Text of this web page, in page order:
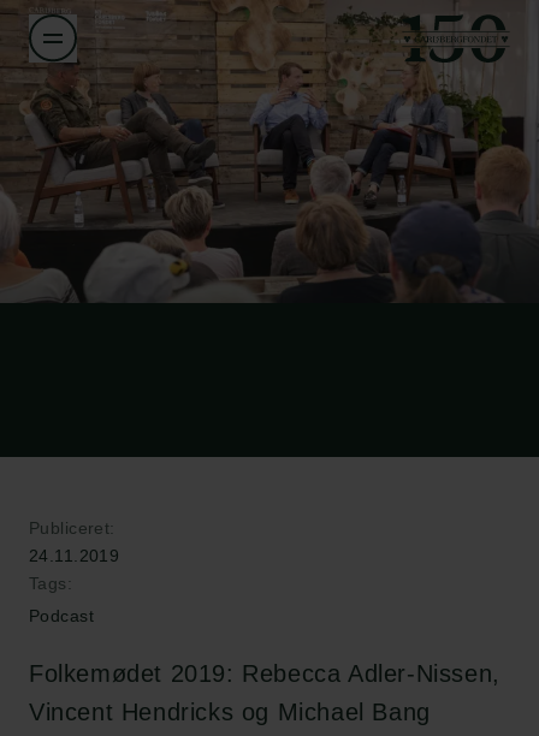
Publiceret:
24.11.2019
Tags:
Podcast
Folkemødet 2019: Rebecca Adler-Nissen,
Vincent Hendricks og Michael Bang